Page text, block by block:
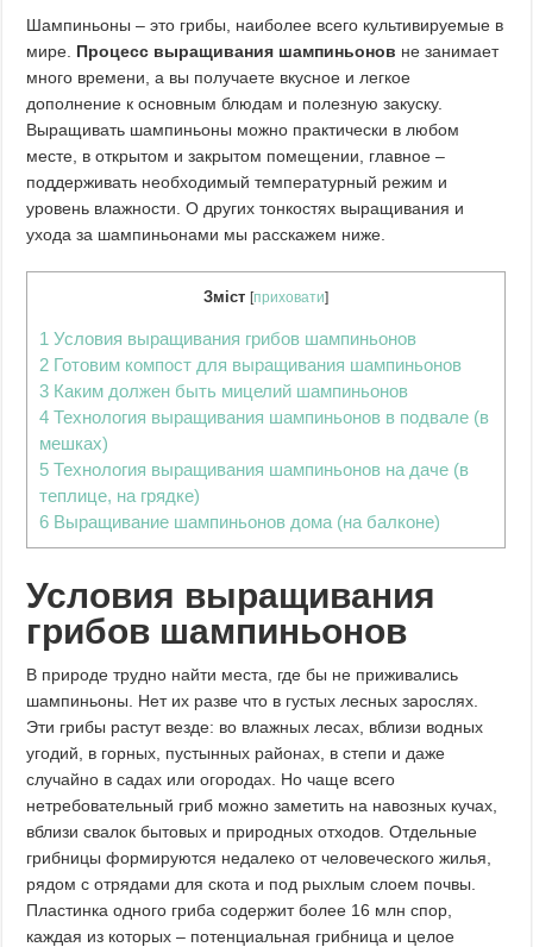
Шампиньоны – это грибы, наиболее всего культивируемые в
мире. Процесс выращивания шампиньонов не занимает
много времени, а вы получаете вкусное и легкое
дополнение к основным блюдам и полезную закуску.
Выращивать шампиньоны можно практически в любом
месте, в открытом и закрытом помещении, главное –
поддерживать необходимый температурный режим и
уровень влажности. О других тонкостях выращивания и
ухода за шампиньонами мы расскажем ниже.
Зміст [приховати]
1 Условия выращивания грибов шампиньонов
2 Готовим компост для выращивания шампиньонов
3 Каким должен быть мицелий шампиньонов
4 Технология выращивания шампиньонов в подвале (в
мешках)
5 Технология выращивания шампиньонов на даче (в
теплице, на грядке)
6 Выращивание шампиньонов дома (на балконе)
Условия выращивания
грибов шампиньонов
В природе трудно найти места, где бы не приживались
шампиньоны. Нет их разве что в густых лесных зарослях.
Эти грибы растут везде: во влажных лесах, вблизи водных
угодий, в горных, пустынных районах, в степи и даже
случайно в садах или огородах. Но чаще всего
нетребовательный гриб можно заметить на навозных кучах,
вблизи свалок бытовых и природных отходов. Отдельные
грибницы формируются недалеко от человеческого жилья,
рядом с отрядами для скота и под рыхлым слоем почвы.
Пластинка одного гриба содержит более 16 млн спор,
каждая из которых – потенциальная грибница и целое